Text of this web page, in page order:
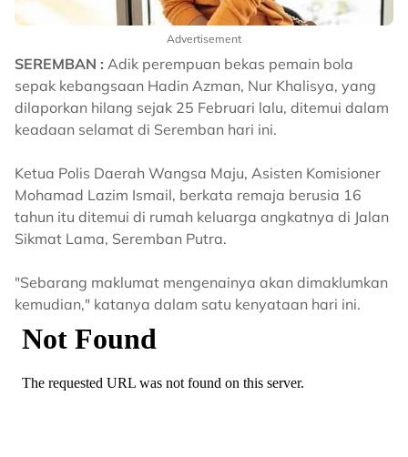
Advertisement
SEREMBAN : Adik perempuan bekas pemain bola
sepak kebangsaan Hadin Azman, Nur Khalisya, yang
dilaporkan hilang sejak 25 Februari lalu, ditemui dalam
keadaan selamat di Seremban hari ini.
Ketua Polis Daerah Wangsa Maju, Asisten Komisioner
Mohamad Lazim Ismail, berkata remaja berusia 16
tahun itu ditemui di rumah keluarga angkatnya di Jalan
Sikmat Lama, Seremban Putra.
"Sebarang maklumat mengenainya akan dimaklumkan
kemudian," katanya dalam satu kenyataan hari ini.